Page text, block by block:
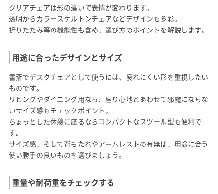
クリアチェアは形の違いで表情が変わります。
透明からカラースケルトンチェアなどデザインも多彩。
折りたたみ等の機能性も含め、選び方のポイントを解説します。
用途に合ったデザインとサイズ
書斎でデスクチェアとして使うには、疲れにくい形を重視したい
ものです。
リビングやダイニング用なら、座り心地とあわせて邪魔にならな
いサイズ感もチェックポイント。
ちょっとした休憩に座るならコンパクトなスツール型も便利で
す。
サイズ感、そして背もたれやアームレストの有無は、用途に合う
使い勝手の良いものを選びましょう。
重量や耐荷重をチェックする